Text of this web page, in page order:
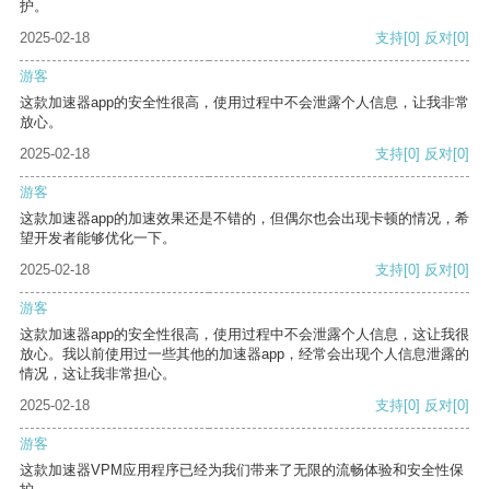
护。
2025-02-18
支持[0] 反对[0]
游客
这款加速器app的安全性很高，使用过程中不会泄露个人信息，让我非常
放心。
2025-02-18
支持[0] 反对[0]
游客
这款加速器app的加速效果还是不错的，但偶尔也会出现卡顿的情况，希
望开发者能够优化一下。
2025-02-18
支持[0] 反对[0]
游客
这款加速器app的安全性很高，使用过程中不会泄露个人信息，这让我很
放心。我以前使用过一些其他的加速器app，经常会出现个人信息泄露的
情况，这让我非常担心。
2025-02-18
支持[0] 反对[0]
游客
这款加速器VPM应用程序已经为我们带来了无限的流畅体验和安全性保